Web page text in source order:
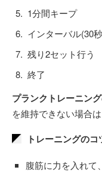
1分間キープ
インターバル(30
残り2セット行う
終了
プランクトレーニン
を維持できない場合
トレーニングのコ
腹筋に力を入れて